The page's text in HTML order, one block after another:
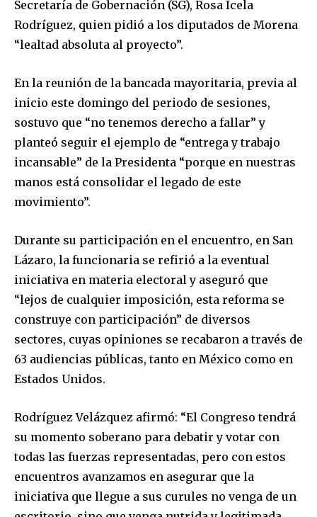
Secretaría de Gobernación (SG), Rosa Icela
Rodríguez, quien pidió a los diputados de Morena
“lealtad absoluta al proyecto”.
En la reunión de la bancada mayoritaria, previa al
inicio este domingo del periodo de sesiones,
sostuvo que “no tenemos derecho a fallar” y
planteó seguir el ejemplo de “entrega y trabajo
incansable” de la Presidenta “porque en nuestras
manos está consolidar el legado de este
movimiento”.
Durante su participación en el encuentro, en San
Lázaro, la funcionaria se refirió a la eventual
iniciativa en materia electoral y aseguró que
“lejos de cualquier imposición, esta reforma se
construye con participación” de diversos
sectores, cuyas opiniones se recabaron a través de
63 audiencias públicas, tanto en México como en
Estados Unidos.
Rodríguez Velázquez afirmó: “El Congreso tendrá
su momento soberano para debatir y votar con
todas las fuerzas representadas, pero con estos
encuentros avanzamos en asegurar que la
iniciativa que llegue a sus curules no venga de un